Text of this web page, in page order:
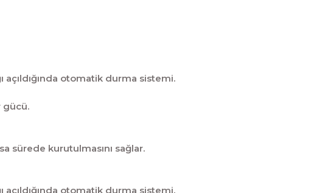
otomatik durma sistemi.
gücü.
sürede kurutulmasını sağlar.
otomatik durma sistemi.